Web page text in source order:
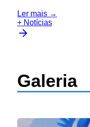
Ler mais →
+ Notícias
Galeria